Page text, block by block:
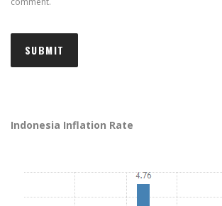
Indonesia Inflation Rate